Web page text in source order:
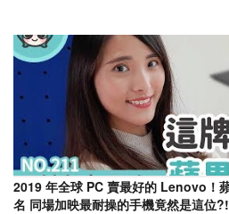
2019 年全球 PC 賣最好的 Lenovo！
名 同場加映最耐操的手機竟然是這位